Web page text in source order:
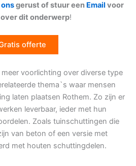
gerust of stuur een Email voor
dit onderwerp!
offerte
voorlichting over diverse type
thema`s waar mensen
laten plaatsen Rothem. Zo zijn er
leverbaar, ieder met hun
Zoals tuinschuttingen die
van beton of een versie met
met houten schuttingdelen.